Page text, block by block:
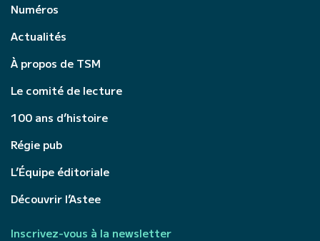
Numéros
Actualités
À propos de TSM
Le comité de lecture
100 ans d’histoire
Régie pub
L’Équipe éditoriale
Découvrir l’Astee
Inscrivez-vous à la newsletter